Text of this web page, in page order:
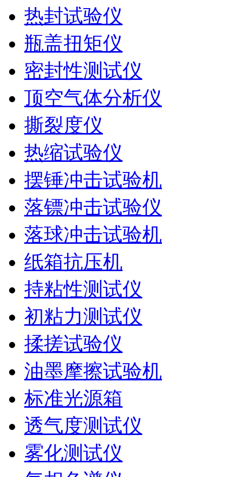
热封试验仪
瓶盖扭矩仪
密封性测试仪
顶空气体分析仪
撕裂度仪
热缩试验仪
摆锤冲击试验机
落镖冲击试验仪
落球冲击试验机
纸箱抗压机
持粘性测试仪
初粘力测试仪
揉搓试验仪
油墨摩擦试验机
标准光源箱
透气度测试仪
雾化测试仪